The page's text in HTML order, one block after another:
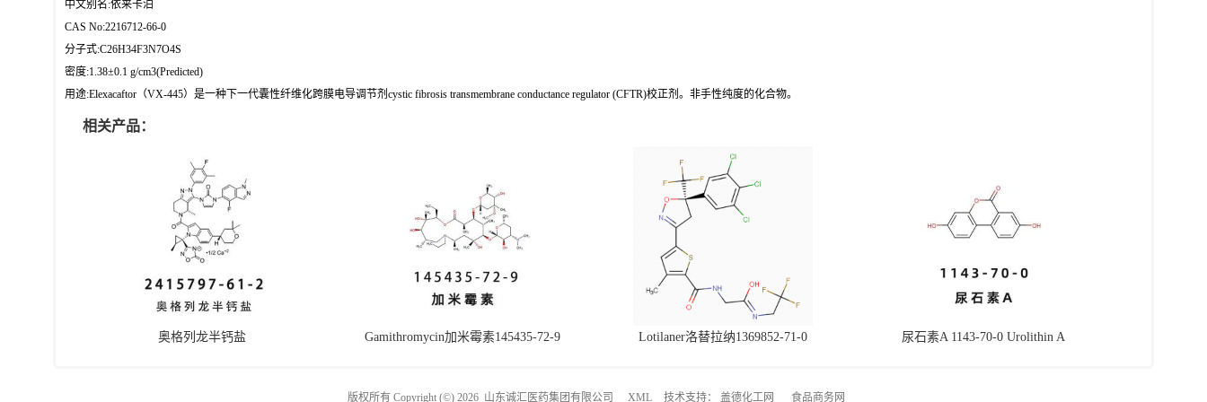
中文别名:依来卡泊
CAS No:2216712-66-0
分子式:C26H34F3N7O4S
密度:1.38±0.1 g/cm3(Predicted)
用途:Elexacaftor（VX-445）是一种下一代囊性纤维化跨膜电导调节剂cystic fibrosis transmembrane conductance regulator (CFTR)校正剂。非手性纯度的化合物。
相关产品：
奥格列龙半钙盐 Gamithromycin加米霉素145435-72-9 Lotilaner洛替拉纳1369852-71-0 尿石素A 1143-70-0 Urolithin A
版权所有 Copyright (©) 2026 山东诚汇医药集团有限公司 XML 技术支持： 盖德化工网 食品商务网